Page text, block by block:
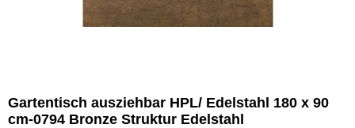
Gartentisch ausziehbar HPL/ Edelstahl 180 x 90
cm-0794 Bronze Struktur Edelstahl